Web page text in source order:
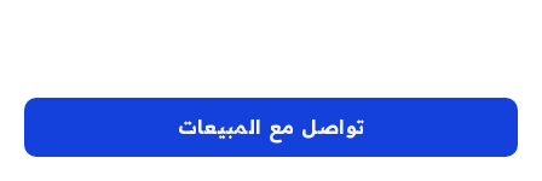
تواصل مع المبيعات